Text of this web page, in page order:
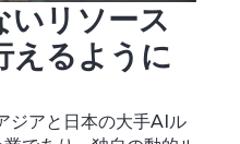
いリソース
えるように
アと日本の大手AIル